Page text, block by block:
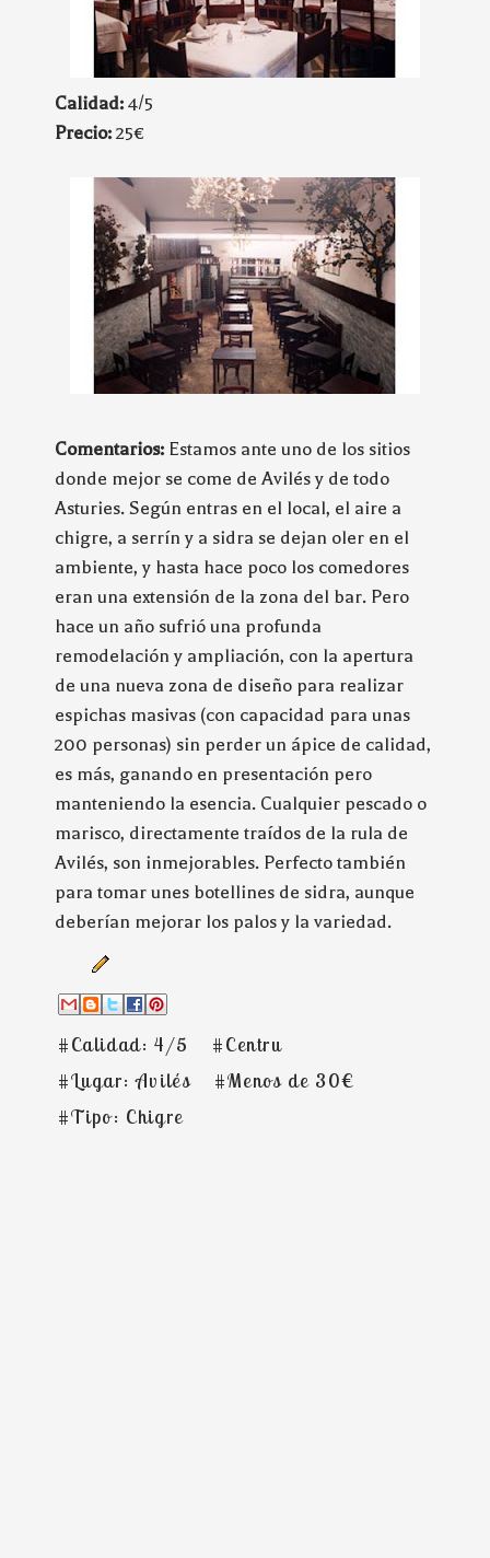
Calidad: 4/5
Precio: 25€
Comentarios: Estamos ante uno de los sitios
donde mejor se come de Avilés y de todo
Asturies. Según entras en el local, el aire a
chigre, a serrín y a sidra se dejan oler en el
ambiente, y hasta hace poco los comedores
eran una extensión de la zona del bar. Pero
hace un año sufrió una profunda
remodelación y ampliación, con la apertura
de una nueva zona de diseño para realizar
espichas masivas (con capacidad para unas
200 personas) sin perder un ápice de calidad,
es más, ganando en presentación pero
manteniendo la esencia. Cualquier pescado o
marisco, directamente traídos de la rula de
Avilés, son inmejorables. Perfecto también
para tomar unes botellines de sidra, aunque
deberían mejorar los palos y la variedad.
#Calidad: 4/5
#Centru
#Lugar: Avilés
#Menos de 30€
#Tipo: Chigre